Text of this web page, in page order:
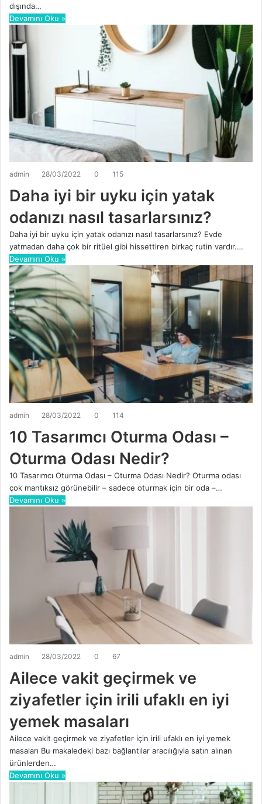
dışında…
Devamını Oku »
admin 28/03/2022 0 115
Daha iyi bir uyku için yatak
odanızı nasıl tasarlarsınız?
Daha iyi bir uyku için yatak odanızı nasıl tasarlarsınız? Evde
yatmadan daha çok bir ritüel gibi hissettiren birkaç rutin vardır.…
Devamını Oku »
admin 28/03/2022 0 114
10 Tasarımcı Oturma Odası –
Oturma Odası Nedir?
10 Tasarımcı Oturma Odası – Oturma Odası Nedir? Oturma odası
çok mantıksız görünebilir – sadece oturmak için bir oda –…
Devamını Oku »
admin 28/03/2022 0 67
Ailece vakit geçirmek ve
ziyafetler için irili ufaklı en iyi
yemek masaları
Ailece vakit geçirmek ve ziyafetler için irili ufaklı en iyi yemek
masaları Bu makaledeki bazı bağlantılar aracılığıyla satın alınan
ürünlerden…
Devamını Oku »